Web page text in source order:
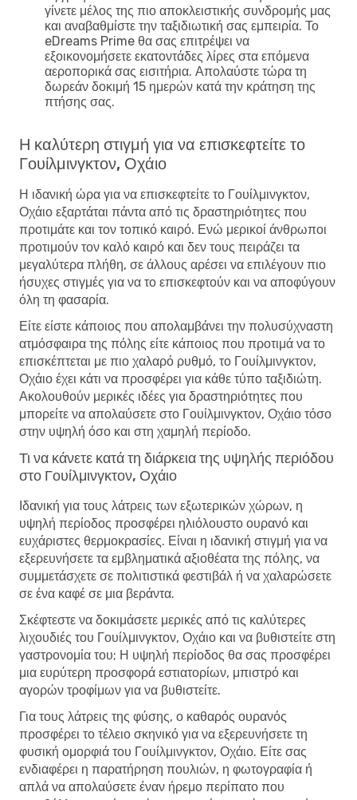
γίνετε μέλος της πιο αποκλειστικής συνδρομής μας
και αναβαθμίστε την ταξιδιωτική σας εμπειρία. Το
eDreams Prime θα σας επιτρέψει να
εξοικονομήσετε εκατοντάδες λίρες στα επόμενα
αεροπορικά σας εισιτήρια. Απολαύστε τώρα τη
δωρεάν δοκιμή 15 ημερών κατά την κράτηση της
πτήσης σας.
Η καλύτερη στιγμή για να επισκεφτείτε το
Γουίλμινγκτον, Οχάιο
Η ιδανική ώρα για να επισκεφτείτε το Γουίλμινγκτον,
Οχάιο εξαρτάται πάντα από τις δραστηριότητες που
προτιμάτε και τον τοπικό καιρό. Ενώ μερικοί άνθρωποι
προτιμούν τον καλό καιρό και δεν τους πειράζει τα
μεγαλύτερα πλήθη, σε άλλους αρέσει να επιλέγουν πιο
ήσυχες στιγμές για να το επισκεφτούν και να αποφύγουν
όλη τη φασαρία.
Είτε είστε κάποιος που απολαμβάνει την πολυσύχναστη
ατμόσφαιρα της πόλης είτε κάποιος που προτιμά να το
επισκέπτεται με πιο χαλαρό ρυθμό, το Γουίλμινγκτον,
Οχάιο έχει κάτι να προσφέρει για κάθε τύπο ταξιδιώτη.
Ακολουθούν μερικές ιδέες για δραστηριότητες που
μπορείτε να απολαύσετε στο Γουίλμινγκτον, Οχάιο τόσο
στην υψηλή όσο και στη χαμηλή περίοδο.
Τι να κάνετε κατά τη διάρκεια της υψηλής περιόδου
στο Γουίλμινγκτον, Οχάιο
Ιδανική για τους λάτρεις των εξωτερικών χώρων, η
υψηλή περίοδος προσφέρει ηλιόλουστο ουρανό και
ευχάριστες θερμοκρασίες. Είναι η ιδανική στιγμή για να
εξερευνήσετε τα εμβληματικά αξιοθέατα της πόλης, να
συμμετάσχετε σε πολιτιστικά φεστιβάλ ή να χαλαρώσετε
σε ένα καφέ σε μια βεράντα.
Σκέφτεστε να δοκιμάσετε μερικές από τις καλύτερες
λιχουδιές του Γουίλμινγκτον, Οχάιο και να βυθιστείτε στη
γαστρονομία του; Η υψηλή περίοδος θα σας προσφέρει
μια ευρύτερη προσφορά εστιατορίων, μπιστρό και
αγορών τροφίμων για να βυθιστείτε.
Για τους λάτρεις της φύσης, ο καθαρός ουρανός
προσφέρει το τέλειο σκηνικό για να εξερευνήσετε τη
φυσική ομορφιά του Γουίλμινγκτον, Οχάιο. Είτε σας
ενδιαφέρει η παρατήρηση πουλιών, η φωτογραφία ή
απλά να απολαύσετε έναν ήρεμο περίπατο που